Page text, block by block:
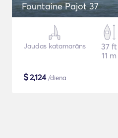
Fountaine Pajot 37
Jaudas katamarāns
37 ft
11 m
$2,124/diena